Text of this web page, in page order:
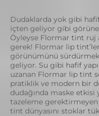
Dudaklarda yok gibi hafif
içten geliyor gibi
Öyleyse Flormar tint ruj
gerek! Flormar lip
görünümünü
geliyor. Su gibi hafif
uzanan Flormar lip tint
pratiklik ve modern bir
dudağında maske etkisi
tazeleme gerektirmeyen
tint dünyasını stoklar